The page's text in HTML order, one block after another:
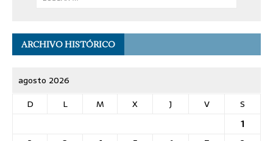
ARCHIVO HISTÓRICO
agosto 2026
D
L M X J V
S
1